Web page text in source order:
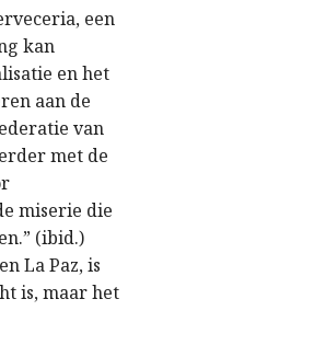
een
kan
en het
aan de
van
met de
miserie die
(ibid.)
La Paz, is
is, maar het